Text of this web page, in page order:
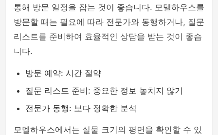
통해 방문 일정을 잡는 것이 좋습니다. 모델하우스를
방문할 때는 필요에 따라 전문가와 동행하거나, 질문
리스트를 준비하여 효율적인 상담을 받는 것이 좋습
니다.
방문 예약: 시간 절약
질문 리스트 준비: 중요한 정보 놓치지 않기
전문가 동행: 보다 정확한 분석
모델하우스에서는 실물 크기의 평면을 확인할 수 있